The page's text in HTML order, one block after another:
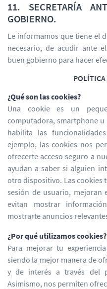
11. SECRETARÍA
GOBIERNO.
Le informamos que tiene el
necesario, de acudir ante
buen gobierno para hacer
POLÍTICA
¿Qué son las cookies?
Una cookie es un
computadora, smartphone
habilita las
ejemplo, las cookies nos
ofrecerte acceso seguro a
ayudan a saber si alguien
otro dispositivo. Las cookies
sesión de usuario, mejoran
evitan mostrar
mostrarte anuncios
¿Por qué utilizamos cookies?
Para mejorar tu
siendo la mejor manera de
y de interés a través del
Asimismo, nos permiten